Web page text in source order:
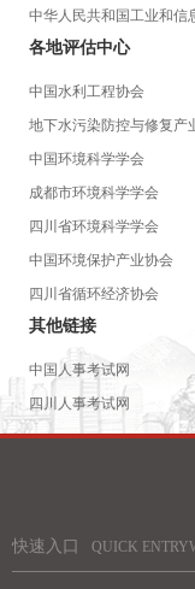
中华人民共和国工业和信
各地评估中心
中国水利工程协会
地下水污染防控与修复产
中国环境科学学会
成都市环境科学学会
四川省环境科学学会
中国环境保护产业协会
四川省循环经济协会
其他链接
中国人事考试网
四川人事考试网
快速入口 QUICK